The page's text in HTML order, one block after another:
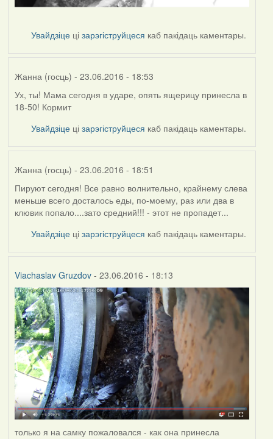
Увайдзіце цізарэгіструйцеся каб пакідаць каментары.
Жанна (госць) - 23.06.2016 - 18:53
Ух, ты! Мама сегодня в ударе, опять ящерицу принесла в
18-50! Кормит
Увайдзіце цізарэгіструйцеся каб пакідаць каментары.
Жанна (госць) - 23.06.2016 - 18:51
Пируют сегодня! Все равно волнительно, крайнему слева
меньше всего досталось еды, по-моему, раз или два в
клювик попало....зато средний!!! - этот не пропадет...
Увайдзіце цізарэгіструйцеся каб пакідаць каментары.
Viachaslav Gruzdov- 23.06.2016 - 18:13
только я на самку пожаловался - как она принесла